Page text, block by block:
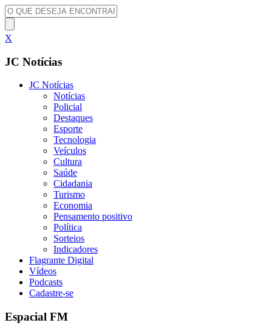
X
JC Notícias
JC Notícias
Notícias
Policial
Destaques
Esporte
Tecnologia
Veículos
Cultura
Saúde
Cidadania
Turismo
Economia
Pensamento positivo
Política
Sorteios
Indicadores
Flagrante Digital
Vídeos
Podcasts
Cadastre-se
Espacial FM